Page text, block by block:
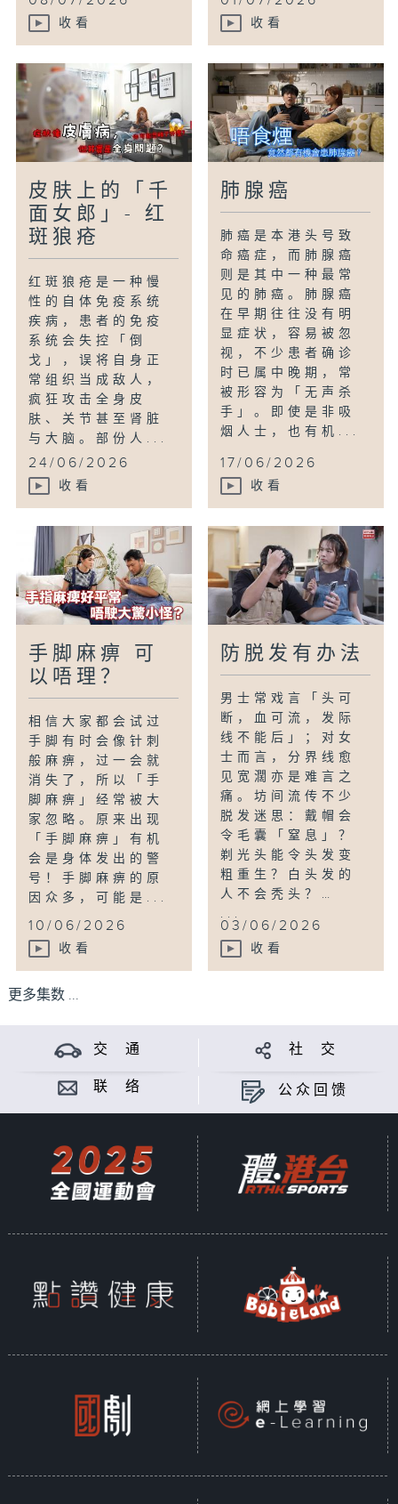
收看 收看
皮肤上的「千
面女郎」- 红
斑狼疮
红斑狼疮是一种慢
性的自体免疫系统
疾病，患者的免疫
系统会失控「倒
戈」，误将自身正
常组织当成敌人，
疯狂攻击全身皮
肤、关节甚至肾脏
与大脑。部份人...
24/06/2026
收看
肺腺癌
肺癌是本港头号致
命癌症，而肺腺癌
则是其中一种最常
见的肺癌。肺腺癌
在早期往往没有明
显症状，容易被忽
视，不少患者确诊
时已属中晚期，常
被形容为「无声杀
手」。即使是非吸
烟人士，也有机...
17/06/2026
收看
手脚麻痹 可
以唔理？
相信大家都会试过
手脚有时会像针刺
般麻痹，过一会就
消失了，所以「手
脚麻痹」经常被大
家忽略。原来出现
「手脚麻痹」有机
会是身体发出的警
号！手脚麻痹的原
因众多，可能是...
10/06/2026
收看
防脱发有办法
男士常戏言「头可
断，血可流，发际
线不能后」；对女
士而言，分界线愈
见宽濶亦是难言之
痛。坊间流传不少
脱发迷思：戴帽会
令毛囊「窒息」？
剃光头能令头发变
粗重生？白头发的
人不会秃头？…
...
03/06/2026
收看
更多集数 ...
交 通 社 交
联 络 公众回馈